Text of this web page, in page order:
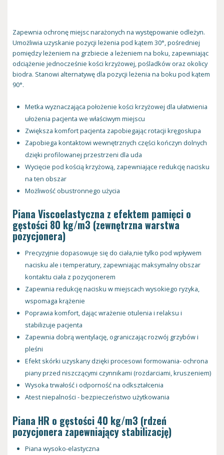
Zapewnia ochronę miejsc narażonych na występowanie odleżyn.
Umożliwia uzyskanie pozycji leżenia pod kątem 30°, pośredniej
pomiędzy leżeniem na grzbiecie a leżeniem na boku, zapewniając
odciążenie jednocześnie kości krzyżowej, pośladków oraz okolicy
biodra. Stanowi alternatywę dla pozycji leżenia na boku pod kątem
90°.
Metka wyznaczająca położenie kości krzyżowej dla ułatwienia
ułożenia pacjenta we właściwym miejscu
Zwiększa komfort pacjenta zapobiegając rotacji kręgosłupa
Zapobiega kontaktowi wewnętrznych części kończyn dolnych
dzięki profilowanej przestrzeni dla uda
Wycięcie pod kością krzyżową, zapewniające redukcję nacisku
na ten obszar
Możliwość obustronnego użycia
Piana Viscoelastyczna z efektem pamięci o
gęstości 80 kg/m3 (zewnętrzna warstwa
pozycjonera)
Precyzyjnie dopasowuje się do ciała,nie tylko pod wpływem
nacisku ale i temperatury, zapewniając maksymalny obszar
kontaktu ciała z pozycjonerem
Zapewnia redukcję nacisku w miejscach wysokiego ryzyka,
wspomaga krążenie
Poprawia komfort, dając wrażenie otulenia i relaksu i
stabilizuje pacjenta
Zapewnia dobrą wentylację, ograniczając rozwój grzybów i
pleśni
Efekt skórki uzyskany dzięki procesowi formowania- ochrona
piany przed niszczącymi czynnikami (rozdarciami, kruszeniem)
Wysoka trwałość i odporność na odkształcenia
Atest niepalności - bezpieczeństwo użytkowania
Piana HR o gęstości 40 kg/m3 (rdzeń
pozycjonera zapewniający stabilizację)
Piana wysoko-elastyczna